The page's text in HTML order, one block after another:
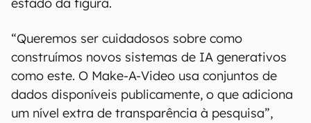
“Queremos ser cuidadosos sobre como
construímos novos sistemas de IA generativos
como este. O Make-A-Video usa conjuntos de
dados disponíveis publicamente, o que adiciona
um nível extra de transparência à pesquisa”,